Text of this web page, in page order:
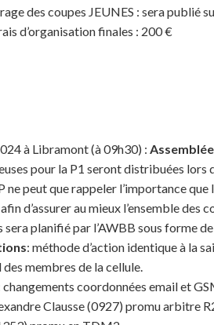
des coupes JEUNES : sera publié
d’organisation finales : 200 €
à Libramont (à 09h30) :
pour la P1 seront distribuées lors
ne peut que rappeler l’importance
d’assurer au mieux l’ensemble des
sera planifié par l’AWBB sous forme
: méthode d’action identique à la
membres de la cellule.
coordonnées email et
Clausse (0927) promu arbitre